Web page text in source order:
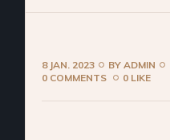
8 JAN. 2023 BYADMIN
0 COMMENTS
0 LIKE